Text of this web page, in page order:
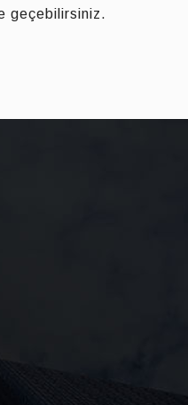
geçebilirsiniz.